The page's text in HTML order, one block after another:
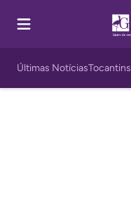
Últimas NotíciasTocantins